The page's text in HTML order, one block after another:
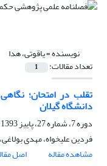
نویسنده =یاقوتی، هدا
تعداد مقالات: 1
تقلب در امتحان؛
دانشگاه گیلان
دوره 7، شماره 27، پاییز 1393، صفحه
فردین علیخواه، مهدی
مشاهده مقاله
اصل